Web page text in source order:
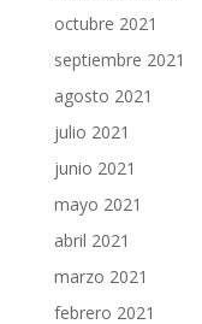
octubre 2021
septiembre 2021
agosto 2021
julio 2021
junio 2021
mayo 2021
abril 2021
marzo 2021
febrero 2021